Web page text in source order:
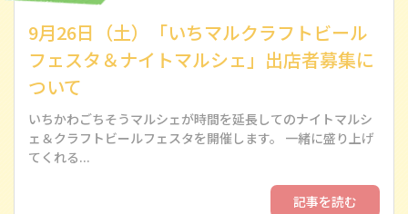
9月26日（土）「いちマルクラフトビール
フェスタ＆ナイトマルシェ」出店者募集に
ついて
いちかわごちそうマルシェが時間を延長してのナイトマルシ
ェ＆クラフトビールフェスタを開催します。 一緒に盛り上げ
てくれる...
記事を読む